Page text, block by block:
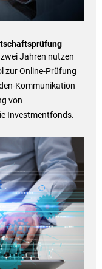
Jahren nutzen
zur Online-Prüfung
Kommunikation
von
Investmentfonds.